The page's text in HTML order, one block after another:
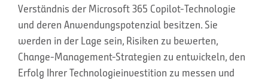
Verständnis der Microsoft 365 Copilot-Technologie
und deren Anwendungspotenzial besitzen. Sie
werden in der Lage sein, Risiken zu bewerten,
Change-Management-Strategien zu entwickeln, den
Erfolg Ihrer Technologieinvestition zu messen und